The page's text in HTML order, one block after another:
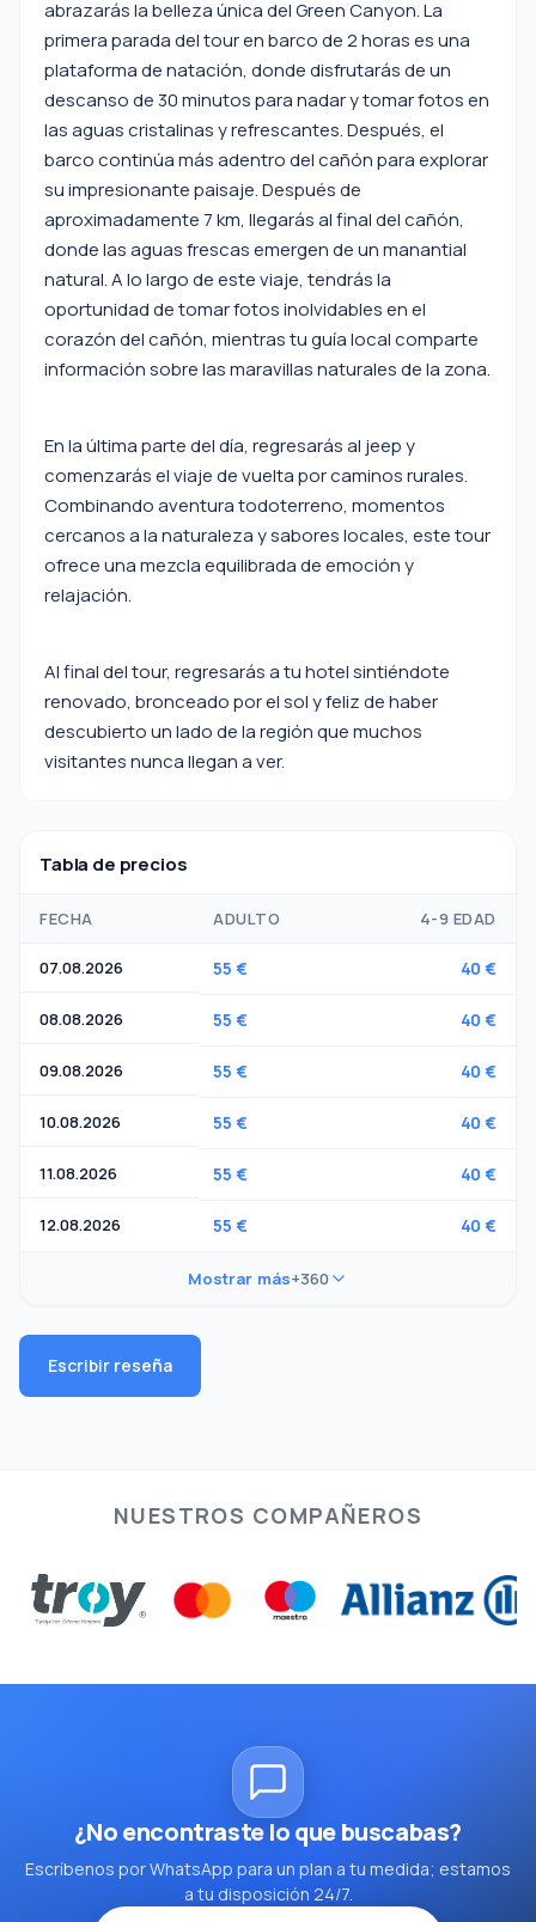
abrazarás la belleza única del Green Canyon. La
primera parada del tour en barco de 2 horas es una
plataforma de natación, donde disfrutarás de un
descanso de 30 minutos para nadar y tomar fotos en
las aguas cristalinas y refrescantes. Después, el
barco continúa más adentro del cañón para explorar
su impresionante paisaje. Después de
aproximadamente 7 km, llegarás al final del cañón,
donde las aguas frescas emergen de un manantial
natural. A lo largo de este viaje, tendrás la
oportunidad de tomar fotos inolvidables en el
corazón del cañón, mientras tu guía local comparte
información sobre las maravillas naturales de la zona.
En la última parte del día, regresarás al jeep y
comenzarás el viaje de vuelta por caminos rurales.
Combinando aventura todoterreno, momentos
cercanos a la naturaleza y sabores locales, este tour
ofrece una mezcla equilibrada de emoción y
relajación.
Al final del tour, regresarás a tu hotel sintiéndote
renovado, bronceado por el sol y feliz de haber
descubierto un lado de la región que muchos
visitantes nunca llegan a ver.
Tabla de precios
FECHA ADULTO 4-9 EDAD
07.08.2026 55 € 40 €
08.08.2026 55 € 40 €
09.08.2026 55 € 40 €
10.08.2026 55 € 40 €
11.08.2026 55 € 40 €
12.08.2026 55 € 40 €
Mostrar más+360
Escribir reseña
NUESTROS COMPAÑEROS
¿No encontraste lo que buscabas?
Escríbenos por WhatsApp para un plan a tu medida; estamos
a tu disposición 24/7.